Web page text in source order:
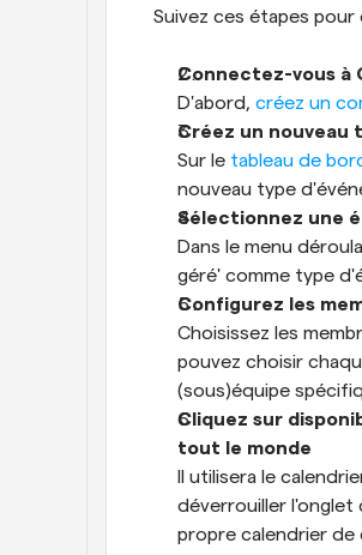
Suivez ces étapes
Connectez-vous à
D'abord, créez un
Créez un nouveau
Sur le tableau de
nouveau type
Sélectionnez une
Dans le menu
géré' comme type
Configurez les
Choisissez les
pouvez choisir
(sous)équipe
Cliquez sur
tout le monde
Il utilisera le
déverrouiller l'onglet
propre calendrier de